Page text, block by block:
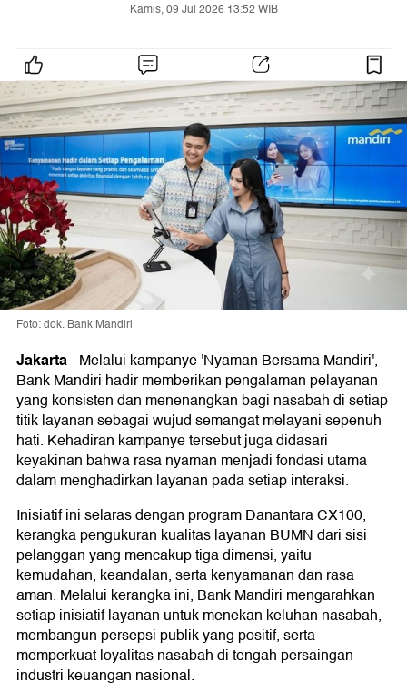
Kamis, 09 Jul 2026 13:52 WIB
Foto: dok. Bank Mandiri
Jakarta-Melalui kampanye 'Nyaman Bersama Mandiri',
Bank Mandiri hadir memberikan pengalaman pelayanan
yang konsisten dan menenangkan bagi nasabah di setiap
titik layanan sebagai wujud semangat melayani sepenuh
hati. Kehadiran kampanye tersebut juga didasari
keyakinan bahwa rasa nyaman menjadi fondasi utama
dalam menghadirkan layanan pada setiap interaksi.
Inisiatif ini selaras dengan program Danantara CX100,
kerangka pengukuran kualitas layanan BUMN dari sisi
pelanggan yang mencakup tiga dimensi, yaitu
kemudahan, keandalan, serta kenyamanan dan rasa
aman. Melalui kerangka ini, Bank Mandiri mengarahkan
setiap inisiatif layanan untuk menekan keluhan nasabah,
membangun persepsi publik yang positif, serta
memperkuat loyalitas nasabah di tengah persaingan
industri keuangan nasional.